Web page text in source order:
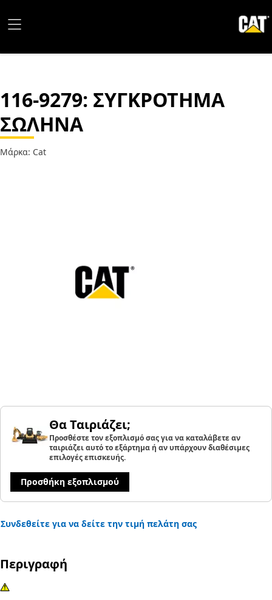
116-9279: ΣΥΓΚΡΟΤΗΜΑ
ΣΩΛΗΝΑ
Μάρκα: Cat
Θα Ταιριάζει;
Προσθέστε τον εξοπλισμό σας για να καταλάβετε αν
ταιριάζει αυτό το εξάρτημα ή αν υπάρχουν διαθέσιμες
επιλογές επισκευής.
Προσθήκη εξοπλισμού
Συνδεθείτε για να δείτε την τιμή πελάτη σας
Περιγραφή